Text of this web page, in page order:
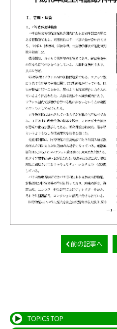
前の記事へ
TOPICS TOP